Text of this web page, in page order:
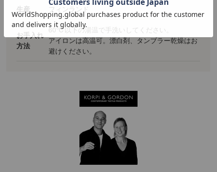
生産 フィンランド
お手入れ
方法
60℃以下の湯温で手洗いしてください。
アイロンは高温可。漂白剤、タンブラー乾燥はお
避けください。